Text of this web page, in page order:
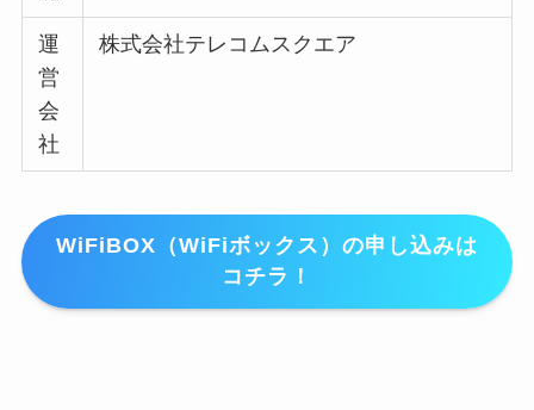
運
営
会
社
株式会社テレコムスクエア
WiFiBOX（WiFiボックス）の申し込みは
コチラ！